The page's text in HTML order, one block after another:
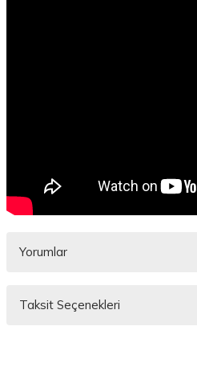
Yorumlar
Taksit Seçenekleri